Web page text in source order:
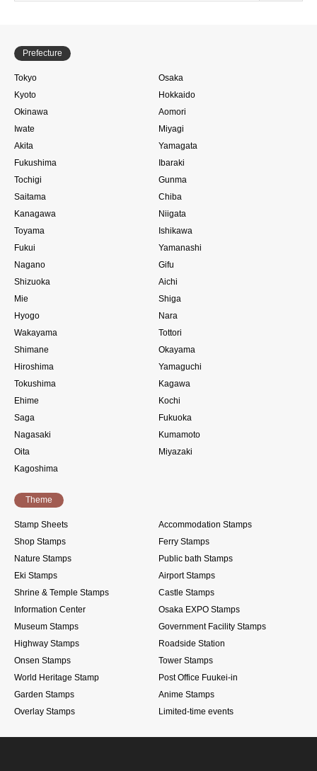
Prefecture
Tokyo
Osaka
Kyoto
Hokkaido
Okinawa
Aomori
Iwate
Miyagi
Akita
Yamagata
Fukushima
Ibaraki
Tochigi
Gunma
Saitama
Chiba
Kanagawa
Niigata
Toyama
Ishikawa
Fukui
Yamanashi
Nagano
Gifu
Shizuoka
Aichi
Mie
Shiga
Hyogo
Nara
Wakayama
Tottori
Shimane
Okayama
Hiroshima
Yamaguchi
Tokushima
Kagawa
Ehime
Kochi
Saga
Fukuoka
Nagasaki
Kumamoto
Oita
Miyazaki
Kagoshima
Theme
Stamp Sheets
Accommodation Stamps
Shop Stamps
Ferry Stamps
Nature Stamps
Public bath Stamps
Eki Stamps
Airport Stamps
Shrine & Temple Stamps
Castle Stamps
Information Center
Osaka EXPO Stamps
Museum Stamps
Government Facility Stamps
Highway Stamps
Roadside Station
Onsen Stamps
Tower Stamps
World Heritage Stamp
Post Office Fuukei-in
Garden Stamps
Anime Stamps
Overlay Stamps
Limited-time events